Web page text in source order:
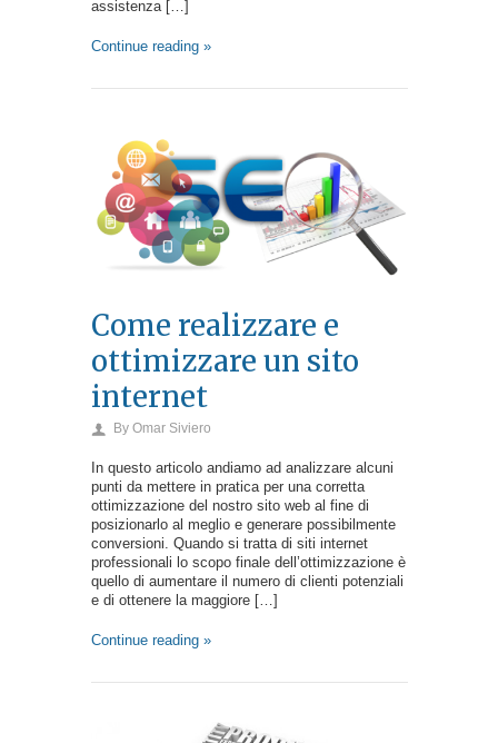
assistenza […]
Continue reading »
Come realizzare e
ottimizzare un sito
internet
By Omar Siviero
In questo articolo andiamo ad analizzare alcuni
punti da mettere in pratica per una corretta
ottimizzazione del nostro sito web al fine di
posizionarlo al meglio e generare possibilmente
conversioni. Quando si tratta di siti internet
professionali lo scopo finale dell’ottimizzazione è
quello di aumentare il numero di clienti potenziali
e di ottenere la maggiore […]
Continue reading »